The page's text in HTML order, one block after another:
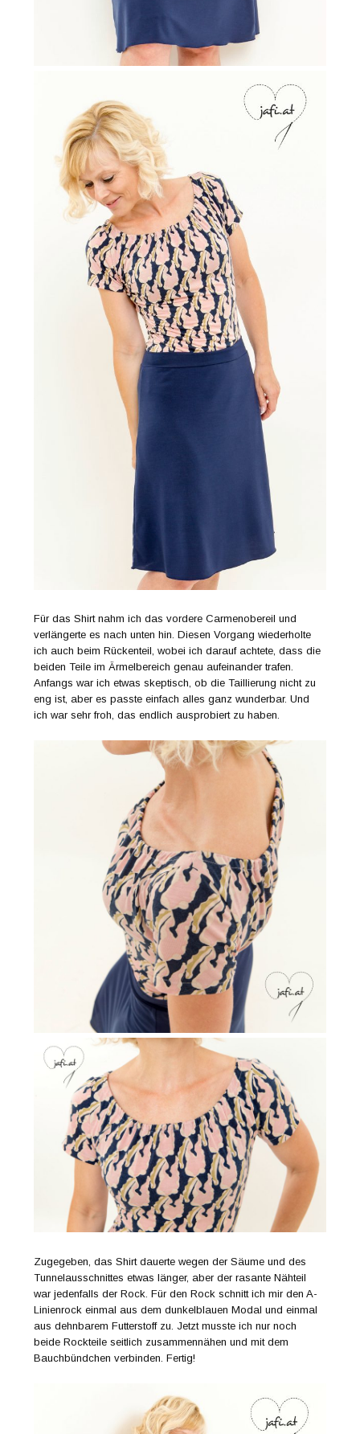
Für das Shirt nahm ich das vordere Carmenobereil und
verlängerte es nach unten hin. Diesen Vorgang wiederholte
ich auch beim Rückenteil, wobei ich darauf achtete, dass die
beiden Teile im Ärmelbereich genau aufeinander trafen.
Anfangs war ich etwas skeptisch, ob die Taillierung nicht zu
eng ist, aber es passte einfach alles ganz wunderbar. Und
ich war sehr froh, das endlich ausprobiert zu haben.
Zugegeben, das Shirt dauerte wegen der Säume und des
Tunnelausschnittes etwas länger, aber der rasante Nähteil
war jedenfalls der Rock. Für den Rock schnitt ich mir den A-
Linienrock einmal aus dem dunkelblauen Modal und einmal
aus dehnbarem Futterstoff zu. Jetzt musste ich nur noch
beide Rockteile seitlich zusammennähen und mit dem
Bauchbündchen verbinden. Fertig!